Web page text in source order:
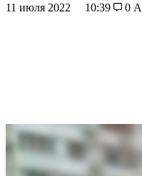
11 июля 2022 10:39 0